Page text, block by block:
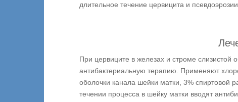
длительное течение цервицита и
При цервиците в железах и строме слизистой
антибактериальную терапию. Применяют
оболочки канала шейки матки, 3% спиртовой
течении процесса в шейку матки вводят